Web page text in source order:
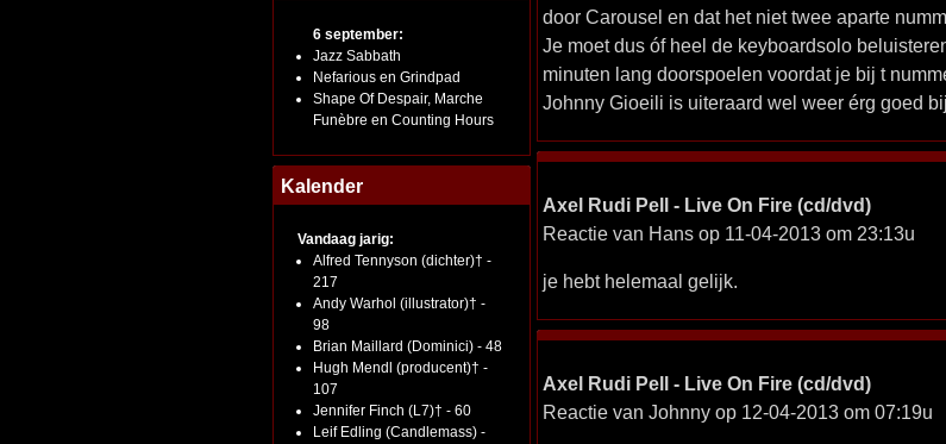
6 september:
Jazz Sabbath
Nefarious en Grindpad
Shape Of Despair, Marche
Funèbre en Counting Hours
Kalender
Vandaag jarig:
Alfred Tennyson (dichter)† -
217
Andy Warhol (illustrator)† -
98
Brian Maillard (Dominici) - 48
Hugh Mendl (producent)† -
107
Jennifer Finch (L7)† - 60
Leif Edling (Candlemass) -
door Carousel en dat het niet twee aparte
Je moet dus óf heel de keyboardsolo
minuten lang doorspoelen voordat je bij t
Johnny Gioeili is uiteraard wel weer érg goed
Axel Rudi Pell - Live On Fire (cd/dvd)
Reactie van Hans op 11-04-2013 om 23:13u
je hebt helemaal gelijk.
Axel Rudi Pell - Live On Fire (cd/dvd)
Reactie van Johnny op 12-04-2013 om 07:19u